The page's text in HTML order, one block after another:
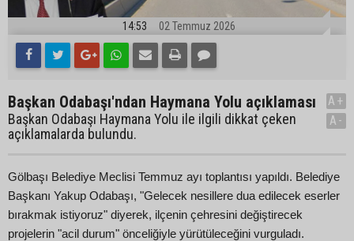
14:53 02 Temmuz 2026
Başkan Odabaşı'ndan Haymana Yolu açıklaması
Başkan Odabaşı Haymana Yolu ile ilgili dikkat çeken
açıklamalarda bulundu.
A+
A-
Gölbaşı Belediye Meclisi Temmuz ayı toplantısı yapıldı. Belediye
Başkanı Yakup Odabaşı, "Gelecek nesillere dua edilecek eserler
bırakmak istiyoruz" diyerek, ilçenin çehresini değiştirecek
projelerin "acil durum" önceliğiyle yürütüleceğini vurguladı.